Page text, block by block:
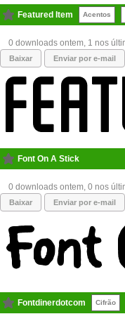
Featured Item Acentos
0 downloads ontem, 1 nos
Baixar Enviar por e-mail
Font On A Stick
0 downloads ontem, 0 nos
Baixar Enviar por e-mail
Fontdinerdotcom Cifrão